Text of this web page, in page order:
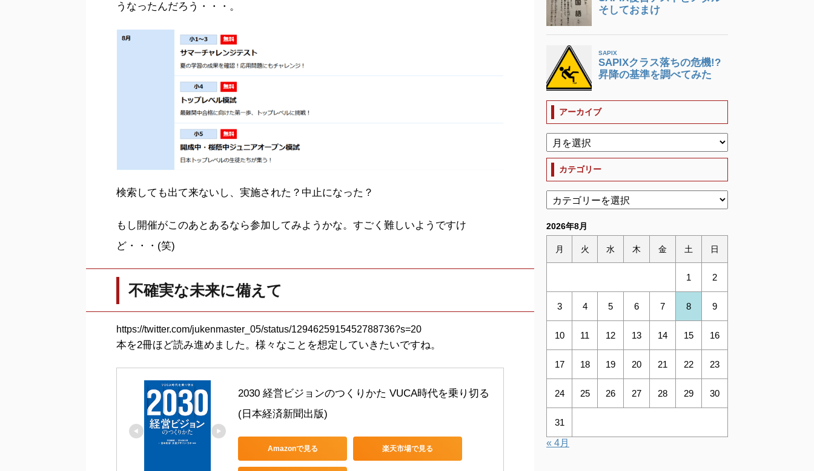
うなったんだろう・・・。
検索しても出て来ないし、実施された？中止になった？
もし開催がこのあとあるなら参加してみようかな。すごく難しいようですけ
ど・・・(笑)
不確実な未来に備えて
https://twitter.com/jukenmaster_05/status/1294625915452788736?s=20
本を2冊ほど読み進めました。様々なことを想定していきたいですね。
2030 経営ビジョンのつくりかた VUCA時代を乗り切る
(日本経済新聞出版)
Amazonで見る 楽天市場で見る
アーカイブ
カテゴリー
2026年8月
月 火 水 木 金 土 日
1 2
3 4 5 6 7 8 9
10 11 12 13 14 15 16
17 18 19 20 21 22 23
24 25 26 27 28 29 30
31
« 4月